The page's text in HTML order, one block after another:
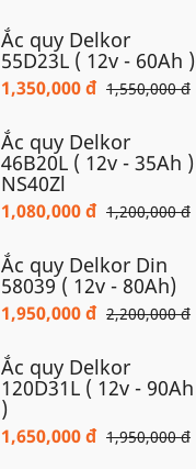
Ắc quy Delkor
55D23L ( 12v - 60Ah )
1,350,000 đ 1,550,000 đ
Ắc quy Delkor
46B20L ( 12v - 35Ah )
NS40Zl
1,080,000 đ 1,200,000 đ
Ắc quy Delkor Din
58039 ( 12v - 80Ah)
1,950,000 đ 2,200,000 đ
Ắc quy Delkor
120D31L ( 12v - 90Ah
)
1,650,000 đ 1,950,000 đ